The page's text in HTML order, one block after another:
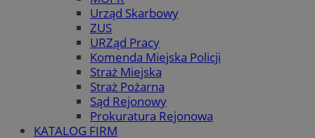
Urząd Skarbowy
ZUS
URZąd Pracy
Komenda Miejska Policji
Straż Miejska
Straż Pożarna
Sąd Rejonowy
Prokuratura Rejonowa
KATALOG FIRM